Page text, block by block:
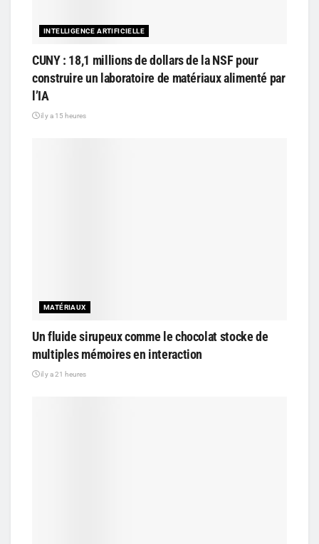
INTELLIGENCE ARTIFICIELLE
CUNY : 18,1 millions de dollars de la NSF pour
construire un laboratoire de matériaux alimenté par
l’IA
il y a 15 heures
MATÉRIAUX
Un fluide sirupeux comme le chocolat stocke de
multiples mémoires en interaction
il y a 21 heures